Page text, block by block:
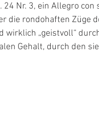
24 Nr. 3, ein Allegro con
die rondohaften Züge
wirklich „geistvoll“
Gehalt, durch den